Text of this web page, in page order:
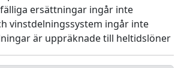
ersättningar ingår inte
vinstdelningssystem ingår inte
är uppräknade till heltidslöner